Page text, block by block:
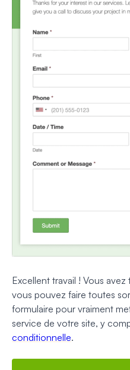
Excellent travail ! Vous
vous pouvez faire toutes
formulaire pour vraiment
service de votre site, y
conditionnelle.